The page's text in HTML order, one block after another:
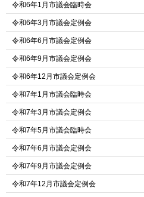
令和6年1月市議会臨時会
令和6年3月市議会定例会
令和6年6月市議会定例会
令和6年9月市議会定例会
令和6年12月市議会定例会
令和7年1月市議会臨時会
令和7年3月市議会定例会
令和7年5月市議会臨時会
令和7年6月市議会定例会
令和7年9月市議会定例会
令和7年12月市議会定例会